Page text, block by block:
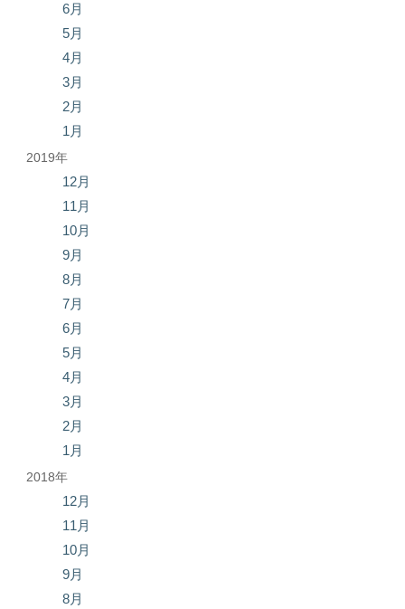
6月
5月
4月
3月
2月
1月
2019年
12月
11月
10月
9月
8月
7月
6月
5月
4月
3月
2月
1月
2018年
12月
11月
10月
9月
8月